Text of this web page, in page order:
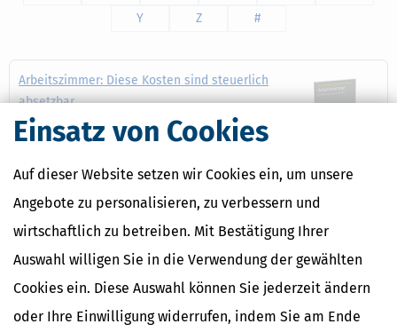
Einsatz von Cookies
Auf dieser Website setzen wir Cookies ein, um unsere
Angebote zu personalisieren, zu verbessern und
wirtschaftlich zu betreiben. Mit Bestätigung Ihrer
Auswahl willigen Sie in die Verwendung der gewählten
Cookies ein. Diese Auswahl können Sie jederzeit ändern
oder Ihre Einwilligung widerrufen, indem Sie am Ende
Y
Z #
Arbeitszimmer: Diese Kosten sind steuerlich
absetzbar
Viele Angestellte, Beamte und Lehrer nutzen
Arbeitszimmer. Die Kosten für solch ein
Arbeitszimmer sind oft, aber nicht immer steuerlich absetzbar.
Ähnliche Themen